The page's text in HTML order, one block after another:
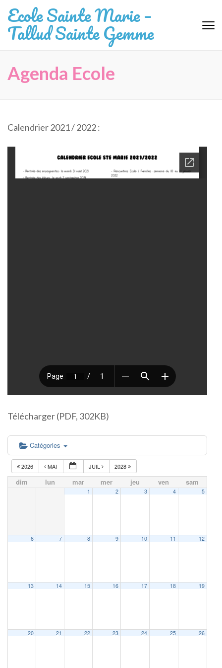
au
contenu
(Pressez
Ecole Sainte Marie –
Tallud Sainte Gemme
Agenda Ecole
Calendrier 2021 / 2022 :
Télécharger (PDF, 302KB)
Catégories
2026 MAI JUIL 2028
dim lun mar mer jeu ven sam
1 2 3 4 5
6 7 8 9 10 11 12
13 14 15 16 17 18 19
20 21 22 23 24 25 26